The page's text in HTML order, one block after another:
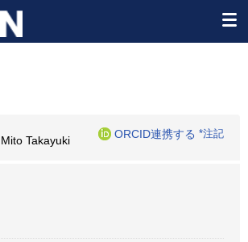
Mito Takayuki
ORCID連携する *注記